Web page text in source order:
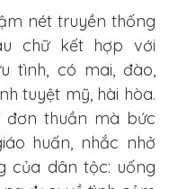
nét truyền thống
chữ kết hợp với
tình, có mai, đào,
tuyệt mỹ, hài hòa.
thuần mà bức
huấn, nhắc nhở
của dân tộc: uống